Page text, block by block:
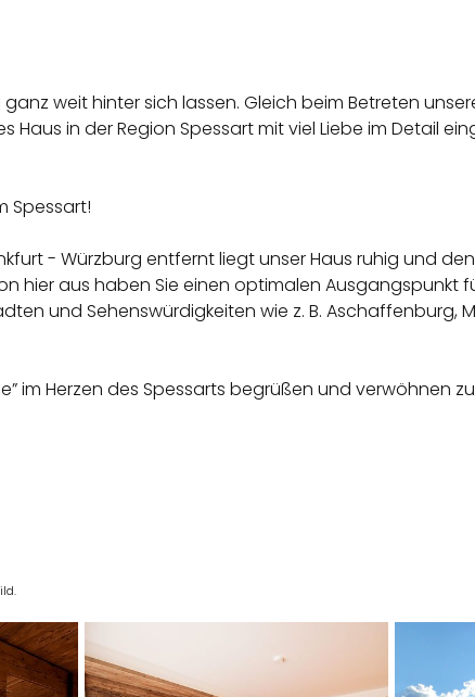
weit hinter sich lassen. Gleich beim Betreten
in der Region Spessart mit viel Liebe im Detail
Spessart!
- Würzburg entfernt liegt unser Haus ruhig und
hier aus haben Sie einen optimalen Ausgangspunkt
und Sehenswürdigkeiten wie z. B. Aschaffenburg,
im Herzen des Spessarts begrüßen und verwöhnen